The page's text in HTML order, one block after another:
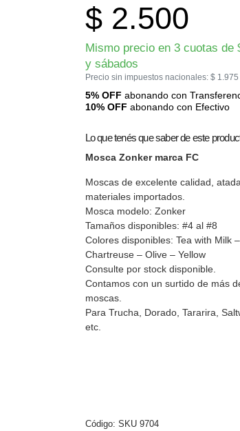
$2.500
Mismo precio en 3 cuotas de
y sábados
Precio sin impuestos nacionales: $1.975
5% OFF abonando con
10% OFF abonando con Efectivo
Lo que tenés que saber de este
Mosca Zonker marca FC
Moscas de excelente calidad,
materiales importados.
Mosca modelo: Zonker
Tamaños disponibles: #4 al #8
Colores disponibles: Tea with Milk
Chartreuse – Olive – Yellow
Consulte por stock disponible.
Contamos con un surtido de más
moscas.
Para Trucha, Dorado, Tararira,
etc.
Código: SKU 9704